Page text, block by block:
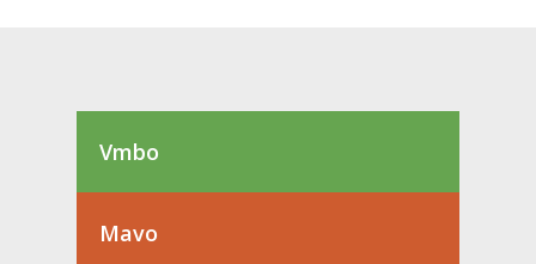
Vmbo
Mavo